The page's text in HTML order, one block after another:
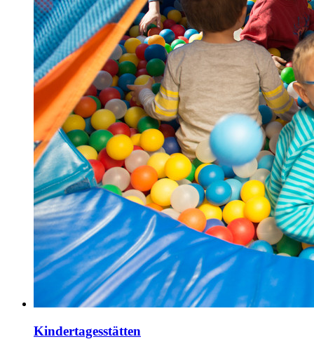
Kindertagesstätten